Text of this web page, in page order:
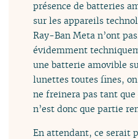
présence de batteries
sur les appareils
Ray-Ban Meta n’ont
évidemment
une batterie amovible
lunettes toutes fines,
ne freinera pas tant que
n’est donc que partie
En attendant, ce serait